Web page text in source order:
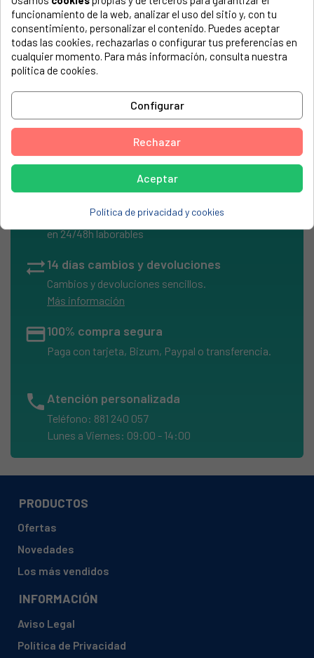
El número de modelo lo encontrarás en la etiqueta de tu
electrodoméstico. Suele estar formado por números y
letras.
Cable 3x0,75 en silicona schuko 2 metros
local_shippingEnvíos Express
Entrega rápida en península
en 24/48h laborables
sync_alt14 días cambios y devoluciones
Cambios y devoluciones sencillos.
Más información
credit_card100% compra segura
Paga con tarjeta, Bizum, Paypal o transferencia.
phone Atención personalizada
Teléfono: 881 240 057
Lunes a Viernes: 09:00 - 14:00
PRODUCTOS
Ofertas
Novedades
Los más vendidos
INFORMACIÓN
Aviso Legal
Política de Privacidad
funcionamiento de la web, analizar el uso del sitio y, con tu
consentimiento, personalizar el contenido. Puedes aceptar
todas las cookies, rechazarlas o configurar tus preferencias en
cualquier momento. Para más información, consulta nuestra
política de cookies.
Configurar
Rechazar
Aceptar
Política de privacidad y cookies